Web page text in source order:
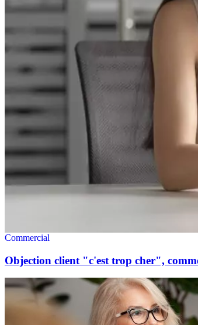
Commercial
Objection client "c'est trop cher",